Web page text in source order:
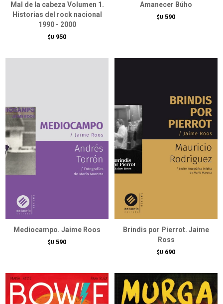
Mal de la cabeza Volumen 1.
Historias del rock nacional
1990 - 2000
$U 950
Amanecer Búho
$U 590
Mediocampo. Jaime Roos
$U 590
Brindis por Pierrot. Jaime
Ross
$U 690